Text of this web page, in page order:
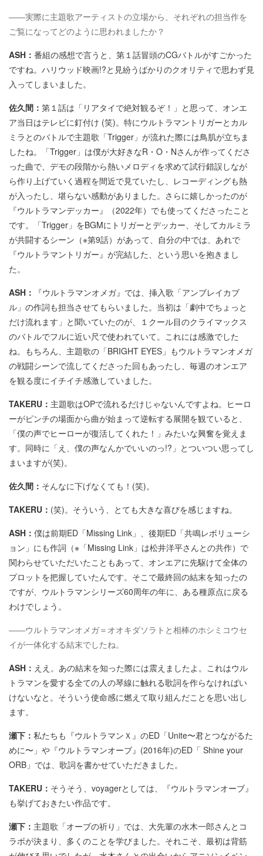
――実際に主題歌アーティストの立場から、それぞれの担当作を
ご覧になってどのように思われましたか？
ASH： 番組の感想で言うと、第１話冒頭のCGバトルがすごかった
ですね。ハリウッド映画!?と見紛うばかりのクオリティで思わず見
入ってしまいました。
佐久間： 第１話は「リアタイで絶対観るぞ！」と思って、オンエ
ア当日はテレビに釘付け (笑)。特にウルトラマントリガーとカル
ミラとのバトルで主題歌「Trigger」が流れた際には鳥肌が立ちま
したね。「Trigger」は僕が大好きなR・O・Nさんが作ってくださ
った曲で、デモの段階から熱いメロディを求めて試行錯誤しなが
ら作り上げていく過程を間近で見ていたし、レコーディングも熱
が入ったし、堪らない感動がありました。さらに嬉しかったのが
『ウルトラマンデッカー』（2022年）でも使ってくださったこと
です。「Trigger」をBGMにトリガーとデッカー、そしてカルミラ
が共闘するシーン（※第9話）があって、自分の中では、あれで
『ウルトラマントリガー』が完結した、という思いを抱きまし
た。
ASH：
『ウルトラマンオメガ』では、挿入歌「アンブレイカブ
ル」の作詞も担当させてもらいました。当初は「劇中でちょっと
だけ流れます」と聞いていたのが、１クール目のクライマックス
のバトルでフルに近い尺で使われていて。これには感激でした
ね。もちろん、主題歌の「BRIGHT EYES」もウルトラマンオメガ
の戦闘シーンで流してくださった回もあったし、毎週のオンエア
を観る度にイチイチ感激していました。
TAKERU： 主題歌はOPで流れるだけじゃないんですよね。ヒーロ
ーがピンチの場面から曲が始まって逆転する展開を観ていると、
「僕の声でヒーローが復活してくれた！」みたいな興奮を覚えま
す。同時に「え、僕の声なんかでいいのっ!?」とついつい思ってし
まいますが(笑)。
佐久間： そんなに下げなくても！(笑)。
TAKERU： (笑)。そういう、とても大きな喜びを感じますね。
ASH： 僕は前期ED「Missing Link」、後期ED「共鳴レボリューシ
ョン」にも作詞（※「Missing Link」は松井洋平さんとの共作）で
関わらせていただいたこともあって、オンエアに先駆けて全体の
プロットを把握していたんです。そこで最終回の結末を知ったの
ですが、ウルトラマンシリーズ60周年の年に、ある種原点に戻る
わけでしょう。
――ウルトラマンオメガ＝オオキダソラトと相棒のホシミコウセ
イが一体化する結末でしたね。
ASH： ええ。あの結末を知った際には震えましたよ。これはウル
トラマンを愛する全ての人の琴線に触れる歌詞を作らなければい
けないなと。そういう使命感に燃えて取り組んだことを思い出し
ます。
瀬下： 私たちも『ウルトラマンＸ』のED「Unite〜君とつながるた
めに〜」や『ウルトラマンオーブ』(2016年)のED「 Shine your
ORB」では、歌詞を書かせていただきました。
TAKERU： そうそう、voyagerとしては、『ウルトラマンオーブ』
も挙げておきたい作品です。
瀬下： 主題歌「オーブの祈り」では、大先輩の水木一郎さんとコ
ラボが決まり、多くのことを学びました。それこそ、最初は背筋